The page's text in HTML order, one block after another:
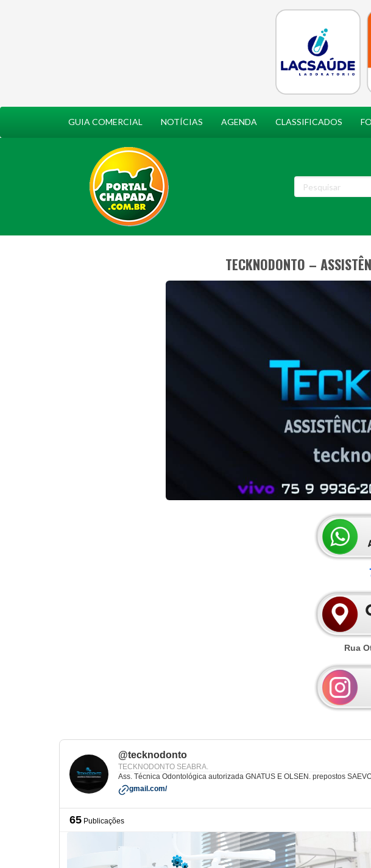
GUIA COMERCIAL NOTÍCIAS AGENDA CLASSIFICADOS
TECKNODONTO –
Rua